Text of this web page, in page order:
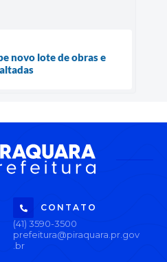
novo lote de obras e
CONTATO
(41) 3590-3500
prefeitura@piraquara.pr.gov
.br